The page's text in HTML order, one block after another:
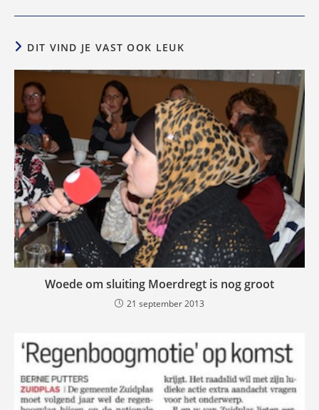
DIT VIND JE VAST OOK LEUK
Woede om sluiting Moerdregt is nog groot
21 september 2013